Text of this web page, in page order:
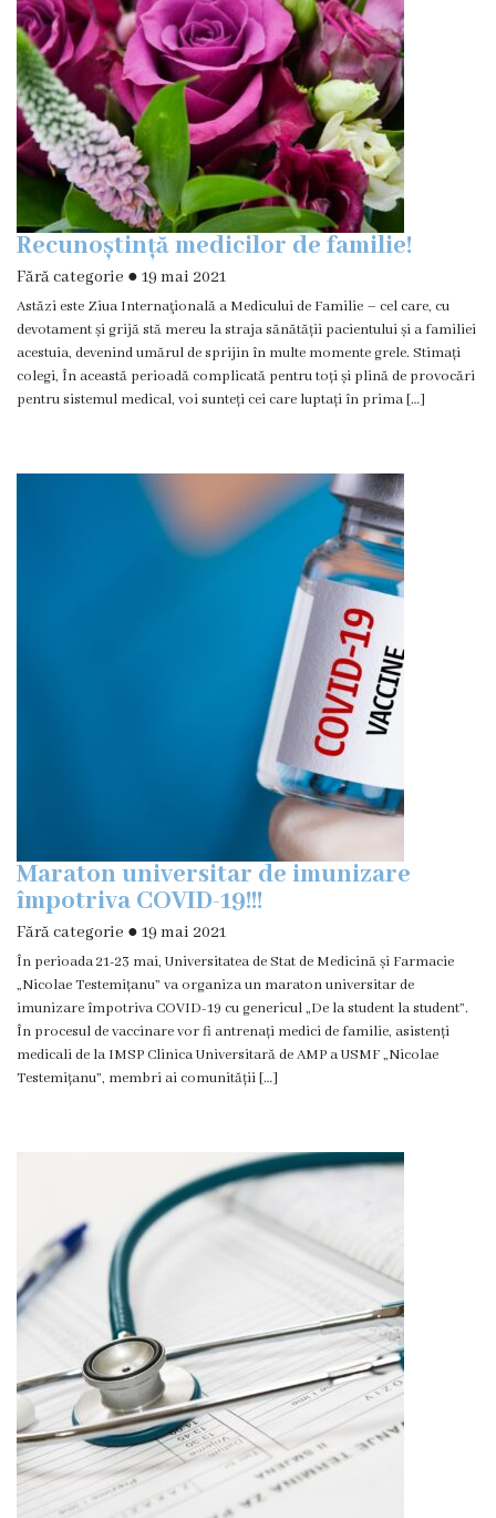
medicilor
Orarul
medicilor
de
familie
Orarul
medicilor
specialiști
Orarul
laboratorului
medical
Orarul
Centrului
Tradițională
Consultații
medicale
Investigații
ecografice
Proceduri
medicale
Servicii
acordate
de
psiholog
Galerie
foto
Contacte
Recunoștință medicilor de familie!
Fără categorie ● 19 mai 2021
Astăzi este Ziua Internaţională a Medicului de Familie – cel care, cu
devotament și grijă stă mereu la straja sănătății pacientului și a familiei
acestuia, devenind umărul de sprijin în multe momente grele. Stimați
colegi, În această perioadă complicată pentru toți și plină de provocări
pentru sistemul medical, voi sunteți cei care luptați în prima […]
Maraton universitar de imunizare
împotriva COVID-19!!!
Fără categorie ● 19 mai 2021
În perioada 21-23 mai, Universitatea de Stat de Medicină și Farmacie
„Nicolae Testemițanu” va organiza un maraton universitar de
imunizare împotriva COVID-19 cu genericul „De la student la student”.
În procesul de vaccinare vor fi antrenați medici de familie, asistenți
medicali de la IMSP Clinica Universitară de AMP a USMF „Nicolae
Testemițanu”, membri ai comunității […]